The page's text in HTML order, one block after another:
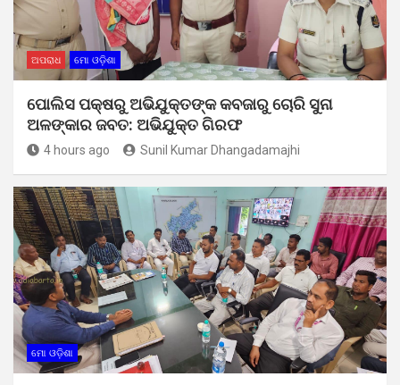
ଅପରାଧ ମୋ ଓଡ଼ିଶା
ପୋଲିସ ପକ୍ଷରୁ ଅଭିଯୁକ୍ତଙ୍କ କବଜାରୁ ଚୋରି ସୁନା
ଅଳଙ୍କାର ଜବତ: ଅଭିଯୁକ୍ତ ଗିରଫ
4 hours ago Sunil Kumar Dhangadamajhi
ମୋ ଓଡ଼ିଶା